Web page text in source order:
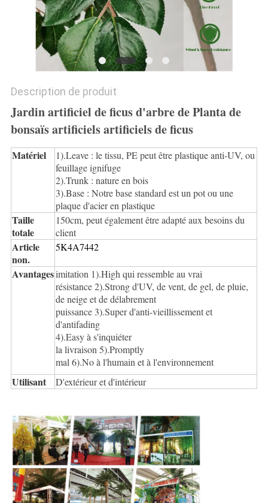
PLAN
POLITIQUE
DE
CONFIDENTIALITÉ
Description de produit
Jardin artificiel de ficus d'arbre de Planta de
bonsaïs artificiels artificiels de ficus
Matériel
1).Leave : le tissu, PE peut être plastique anti-UV, ou
feuillage ignifuge
2).Trunk : nature en bois
3).Base : Notre base standard est un pot ou une
plaque d'acier en plastique
Taille
totale
150cm, peut également être adapté aux besoins du
client
Article
non.
5K4A7442
Avantagesimitation 1).High qui ressemble au vrai
résistance 2).Strong d'UV, de vent, de gel, de pluie,
de neige et de délabrement
puissance 3).Super d'anti-vieillissement et
d'antifading
4).Easy à s'inquiéter
la livraison 5).Promptly
mal 6).No à l'humain et à l'environnement
Utilisant D'extérieur et d'intérieur